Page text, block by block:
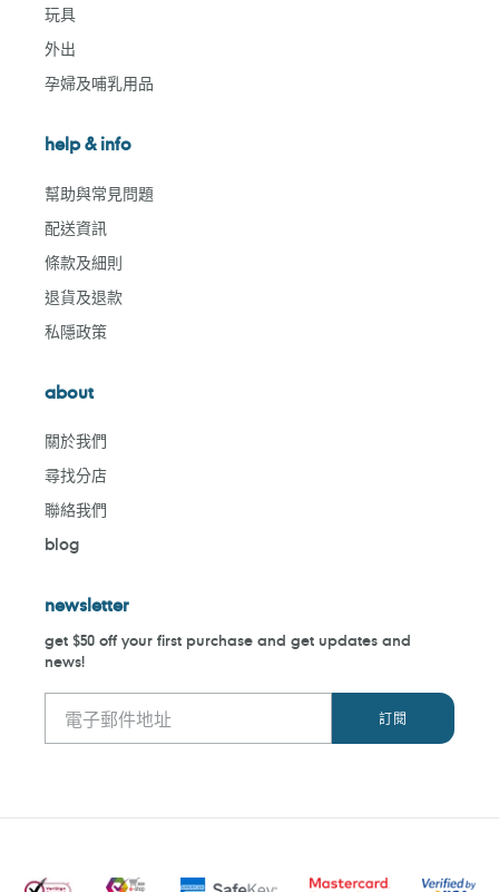
玩具
外出
孕婦及哺乳用品
help & info
幫助與常見問題
配送資訊
條款及細則
退貨及退款
私隱政策
about
關於我們
尋找分店
聯絡我們
blog
newsletter
get $50 off your first purchase and get updates and
news!